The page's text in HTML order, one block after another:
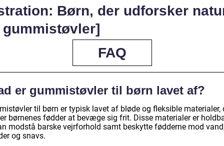
Børn, der udforsker
FAQ
er gummistøvler til børn lavet af?
til børn er typisk lavet af bløde og fleksible materialer,
børnenes fødder at bevæge sig frit. Disse materialer er
modstå barske vejrforhold samt beskytte fødderne mod
og snavs.